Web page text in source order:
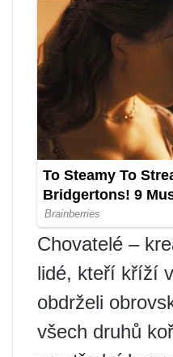
Chovatelé –
lidé, kteří kříží
obdrželi
všech druhů